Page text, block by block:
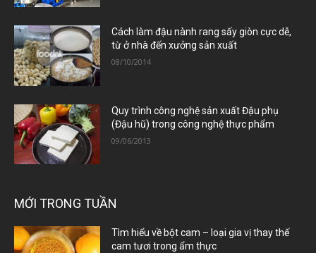
Cách làm đậu nành rang sấy giòn cực dễ,
từ ở nhà đến xưởng sản xuất
08/10/2014
Quy trình công nghệ sản xuất Đậu phụ
(Đậu hũ) trong công nghệ thực phẩm
09/06/2013
MỚI TRONG TUẦN
Tìm hiểu về bột cam – loại gia vị thay thế
cam tươi trong ẩm thực